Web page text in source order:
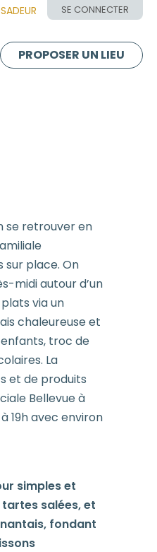
SE CONNECTER
PROPOSER UN LIEU
se retrouver en
place. On
midi autour d’un
via un
chaleureuse et
troc de
La
et de produits
Bellevue à
19h avec environ
simples et
salées, et
fondant